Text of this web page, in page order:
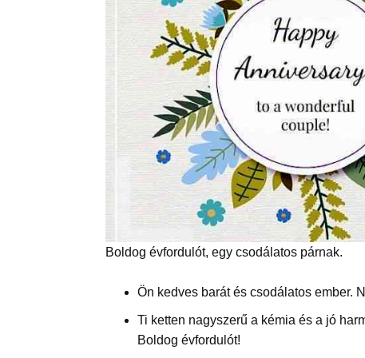
Boldog évfordulót, egy csodálatos párnak.
Ön kedves barát és csodálatos ember.
Ti ketten nagyszerű a kémia és a jó
Boldog évfordulót!